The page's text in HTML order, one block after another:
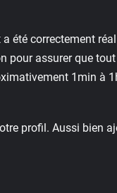
été correctement
pour assurer que
1min à
profil. Aussi bien